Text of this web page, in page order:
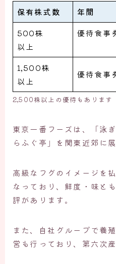
保有株式数
年間
500株
以上
優待食事
1,500株
以上
優待食事
2,500株以上の優待もあります
東京一番フーズは、「泳
らふぐ亭」を関東近郊に
高級なフグのイメージを
なっており、鮮度・味と
評があります。
また、自社グループで養
営も行っており、第六次